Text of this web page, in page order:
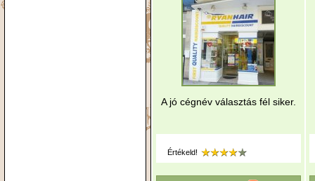
A jó cégnév választás fél siker.
Értékeld!